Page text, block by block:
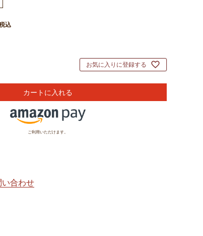
込
お気に入りに登録する
カートに入れる
ご利用いただけます。
い合わせ